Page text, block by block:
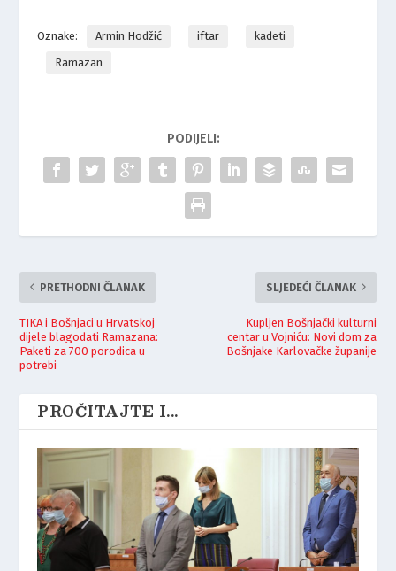
Oznake: Armin Hodžić iftar
kadeti
Ramazan
PODIJELI:
PRETHODNI ČLANAK
TIKA i Bošnjaci u Hrvatskoj
dijele blagodati Ramazana:
Paketi za 700 porodica u
potrebi
SLJEDEĆI ČLANAK
Kupljen Bošnjački kulturni
centar u Vojniću: Novi dom za
Bošnjake Karlovačke županije
PROČITAJTE I...